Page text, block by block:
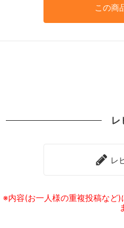
この商
レ
※内容(お一人様の重複投稿など)